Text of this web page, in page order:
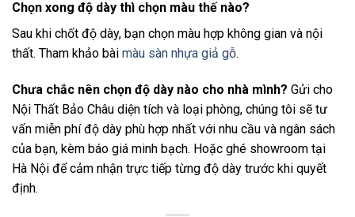
Chọn xong độ dày thì chọn màu thế nào?
Sau khi chốt độ dày, bạn chọn màu hợp không gian và nội
thất. Tham khảo bài màu sàn nhựa giả gỗ.
Chưa chắc nên chọn độ dày nào cho nhà mình? Gửi cho
Nội Thất Bảo Châu diện tích và loại phòng, chúng tôi sẽ tư
vấn miễn phí độ dày phù hợp nhất với nhu cầu và ngân sách
của bạn, kèm báo giá minh bạch. Hoặc ghé showroom tại
Hà Nội để cảm nhận trực tiếp từng độ dày trước khi quyết
định.